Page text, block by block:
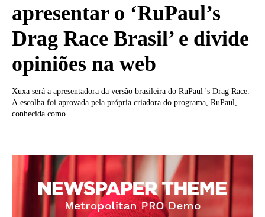
apresentar o ‘RuPaul’s
Drag Race Brasil’ e divide
opiniões na web
Xuxa será a apresentadora da versão brasileira do RuPaul 's Drag Race.
A escolha foi aprovada pela própria criadora do programa, RuPaul,
conhecida como...